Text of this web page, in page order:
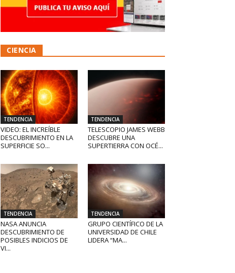
CIENCIA
TENDENCIA
VIDEO: EL INCREÍBLE
DESCUBRIMIENTO EN LA
SUPERFICIE SO...
TENDENCIA
TELESCOPIO JAMES WEBB
DESCUBRE UNA
SUPERTIERRA CON OCÉ...
TENDENCIA
NASA ANUNCIA
DESCUBRIMIENTO DE
POSIBLES INDICIOS DE
VI...
TENDENCIA
GRUPO CIENTÍFICO DE LA
UNIVERSIDAD DE CHILE
LIDERA “MA...